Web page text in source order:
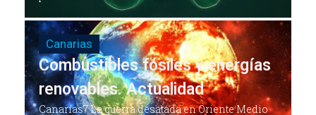
Canarias
Combustibles fósiles y energías
renovables. Actualidad
Canarias7 La guerra desatada en Oriente Medio